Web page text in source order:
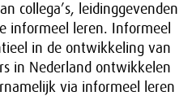
collega’s, leidinggevenden
informeel leren. Informeel
in de ontwikkeling van
in Nederland ontwikkelen
via informeel leren